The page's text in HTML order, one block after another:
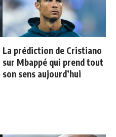
La prédiction de Cristiano
sur Mbappé qui prend tout
son sens aujourd’hui